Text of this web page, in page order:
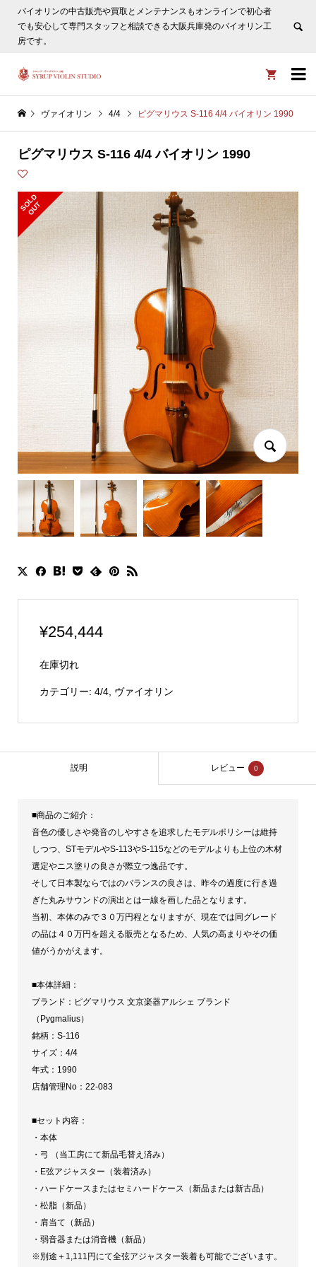
バイオリンの中古販売や買取とメンテナンスもオンラインで初心者
でも安心して専門スタッフと相談できる大阪兵庫発のバイオリン工
房です。


ヴァイオリン 4/4 ピグマリウス S-116 4/4 バイオリン 1990
ピグマリウス S-116 4/4 バイオリン 1990
S
O
L
D
O
U
T
¥254,444
在庫切れ
カテゴリー: 4/4, ヴァイオリン
説明 レビュー 0
■商品のご紹介：
音色の優しさや発音のしやすさを追求したモデルポリシーは維持
しつつ、STモデルやS-113やS-115などのモデルよりも上位の木材
選定やニス塗りの良さが際立つ逸品です。
そして日本製ならではのバランスの良さは、昨今の過度に行き過
ぎた丸みサウンドの演出とは一線を画した品となります。
当初、本体のみで３０万円程となりますが、現在では同グレード
の品は４０万円を超える販売となるため、人気の高まりやその価
値がうかがえます。
■本体詳細：
ブランド：ピグマリウス 文京楽器アルシェ ブランド
（Pygmalius）
銘柄：S-116
サイズ：4/4
年式：1990
店舗管理No：22-083
■セット内容：
・本体
・弓 （当工房にて新品毛替え済み）
・E弦アジャスター（装着済み）
・ハードケースまたはセミハードケース（新品または新古品）
・松脂（新品）
・肩当て（新品）
・弱音器または消音機（新品）
※別途＋1,111円にて全弦アジャスター装着も可能でございます。
ヴァイオリン選びについてタサカ工房長にLINE相談も頂けま
す。非表示